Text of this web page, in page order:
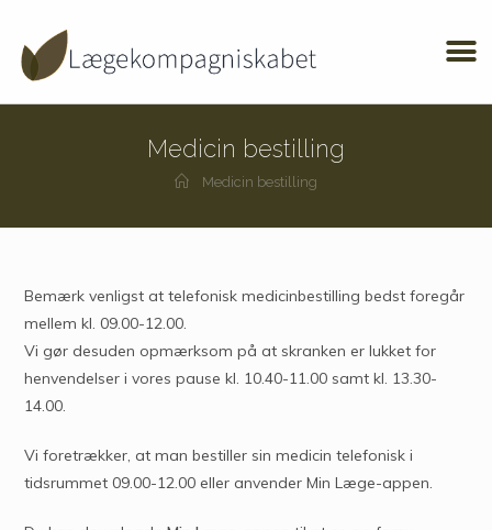
Medicin bestilling
Medicin bestilling
Bemærk venligst at telefonisk medicinbestilling bedst foregår
mellem kl. 09.00-12.00.
Vi gør desuden opmærksom på at skranken er lukket for
henvendelser i vores pause kl. 10.40-11.00 samt kl. 13.30-
14.00.
Vi foretrækker, at man bestiller sin medicin telefonisk i
tidsrummet 09.00-12.00 eller anvender Min Læge-appen.